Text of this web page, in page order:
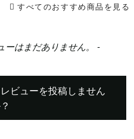
すべてのおすすめ商品を見る
ーはまだありません。 -
ビューを投稿しません